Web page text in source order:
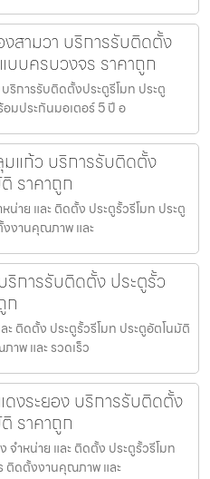
สามวา บริการรับติดตั้ง
บบครบวงจร ราคาถูก
ริการรับติดตั้งประตูรีโมท ประตู
มประกันมอเตอร์ 5 ปี อ
แก้ว บริการรับติดตั้ง
ราคาถูก
าย และ ติดตั้ง ประตูรั้วรีโมท ประตู
งานคุณภาพ และ
การรับติดตั้ง ประตูรั้ว
ก
ะ ติดตั้ง ประตูรั้วรีโมท ประตูอัตโนมัติ
พ และ รวดเร็ว
งระยอง บริการรับติดตั้ง
ราคาถูก
ำหน่าย และ ติดตั้ง ประตูรั้วรีโมท
ติดตั้งงานคุณภาพ และ